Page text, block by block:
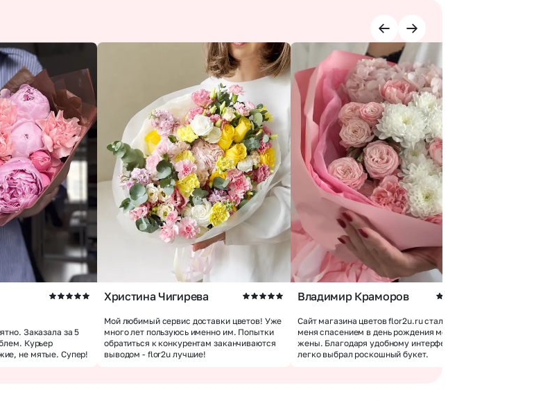
Заказала за 5
Курьер
не мятые. Супер!
Христина Чигирева
Мой любимый сервис доставки цветов! Уже
много лет пользуюсь именно им. Попытки
обратиться к конкурентам заканчиваются
выводом - flor2u лучшие!
Владимир Краморов
Сайт магазина цветов flor2u.ru стал для
меня спасением в день рождения моей
жены. Благодаря удобному интерфейсу я
легко выбрал роскошный букет.